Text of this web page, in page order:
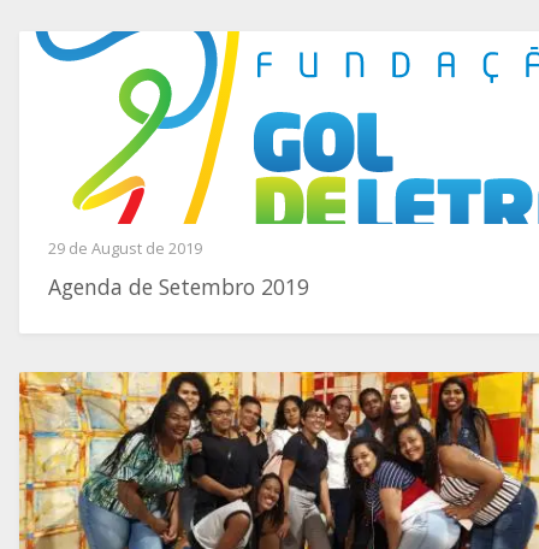
29 de August de 2019
Agenda de Setembro 2019